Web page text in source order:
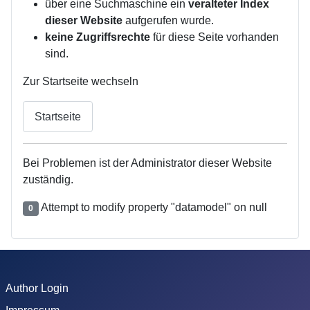
über eine Suchmaschine ein veralteter Index
dieser Website aufgerufen wurde.
keine Zugriffsrechte für diese Seite vorhanden
sind.
Zur Startseite wechseln
Startseite
Bei Problemen ist der Administrator dieser Website
zuständig.
0 Attempt to modify property "datamodel" on null
Author Login